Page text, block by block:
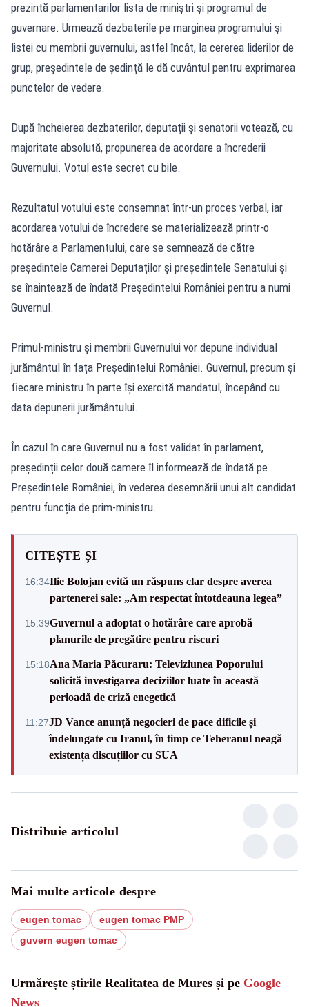
prezintă parlamentarilor lista de miniștri și programul de
guvernare. Urmează dezbaterile pe marginea programului și
listei cu membrii guvernului, astfel încât, la cererea liderilor de
grup, președintele de ședință le dă cuvântul pentru exprimarea
punctelor de vedere.
După încheierea dezbaterilor, deputații și senatorii votează, cu
majoritate absolută, propunerea de acordare a încrederii
Guvernului. Votul este secret cu bile.
Rezultatul votului este consemnat într-un proces verbal, iar
acordarea votului de încredere se materializează printr-o
hotărâre a Parlamentului, care se semnează de către
președintele Camerei Deputaților și președintele Senatului și
se înaintează de îndată Președintelui României pentru a numi
Guvernul.
Primul-ministru și membrii Guvernului vor depune individual
jurământul în fața Președintelui României. Guvernul, precum și
fiecare ministru în parte își exercită mandatul, începând cu
data depunerii jurământului.
În cazul în care Guvernul nu a fost validat în parlament,
președinții celor două camere îl informează de îndată pe
Președintele României, în vederea desemnării unui alt candidat
pentru funcția de prim-ministru.
CITEȘTE ȘI
16:34Ilie Bolojan evită un răspuns clar despre averea
partenerei sale: „Am respectat întotdeauna legea”
15:39Guvernul a adoptat o hotărâre care aprobă
planurile de pregătire pentru riscuri
15:18Ana Maria Păcuraru: Televiziunea Poporului
solicită investigarea deciziilor luate în această
perioadă de criză enegetică
11:27JD Vance anunță negocieri de pace dificile și
îndelungate cu Iranul, în timp ce Teheranul neagă
existența discuțiilor cu SUA
Distribuie articolul
Mai multe articole despre
eugen tomac
eugen tomac PMP
guvern eugen tomac
Urmărește știrile Realitatea de Mures și pe Google
News